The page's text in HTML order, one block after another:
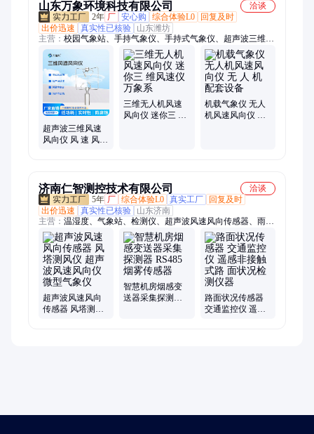
山东万象环境科技有限公司
洽谈
2年 厂 安心购 综合体验L0
回复及时
出价迅速
真实性已核验
山东潍坊
主营： 校园气象站、手持气象仪、手持式气象仪、超声波三维风
速风向仪、便携式气象站、气象监测系统、便携式气象设备、防
爆气象站、小型气象站、水质监测设备、地下水位监测设备、超
声波气象站、尾矿库监测系统、雨量水位监测站
超声波三维风速
风向仪 风 速 风
三维无人机风速
风向仪 迷你三 维
机载气象仪 无人
机风速风向仪 无
济南仁智测控技术有限公司
洽谈
5年 厂 综合体验L0 真实工厂
回复及时
出价迅速
真实性已核验
山东济南
主营： 温湿度、气象站、检测仪、超声波风速风向传感器、雨量
监测、建大仁科、监控监测、气象监测、情监测仪、智能检测、
扬尘监测仪、噪声扬尘监测
超声波风速风向
传感器 风塔测风
智慧机房烟感变
送器采集探测器
路面状况传感器
交通监控仪 遥感